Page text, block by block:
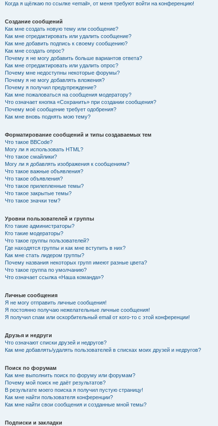
Когда я щёлкаю по ссылке «email», от меня требуют войти на конференцию!
Создание сообщений
Как мне создать новую тему или сообщение?
Как мне отредактировать или удалить сообщение?
Как мне добавить подпись к своему сообщению?
Как мне создать опрос?
Почему я не могу добавить больше вариантов ответа?
Как мне отредактировать или удалить опрос?
Почему мне недоступны некоторые форумы?
Почему я не могу добавлять вложения?
Почему я получил предупреждение?
Как мне пожаловаться на сообщения модератору?
Что означает кнопка «Сохранить» при создании сообщения?
Почему моё сообщение требует одобрения?
Как мне вновь поднять мою тему?
Форматирование сообщений и типы создаваемых тем
Что такое BBCode?
Могу ли я использовать HTML?
Что такое смайлики?
Могу ли я добавлять изображения к сообщениям?
Что такое важные объявления?
Что такое объявления?
Что такое прилепленные темы?
Что такое закрытые темы?
Что такое значки тем?
Уровни пользователей и группы
Кто такие администраторы?
Кто такие модераторы?
Что такое группы пользователей?
Где находятся группы и как мне вступить в них?
Как мне стать лидером группы?
Почему названия некоторых групп имеют разные цвета?
Что такое группа по умолчанию?
Что означает ссылка «Наша команда»?
Личные сообщения
Я не могу отправить личные сообщения!
Я постоянно получаю нежелательные личные сообщения!
Я получил спам или оскорбительный email от кого-то с этой конференции!
Друзья и недруги
Что означают списки друзей и недругов?
Как мне добавлять/удалять пользователей в списках моих друзей и недругов?
Поиск по форумам
Как мне выполнить поиск по форуму или форумам?
Почему мой поиск не даёт результатов?
В результате моего поиска я получил пустую страницу!
Как мне найти пользователя конференции?
Как мне найти свои сообщения и созданные мной темы?
Подписки и закладки